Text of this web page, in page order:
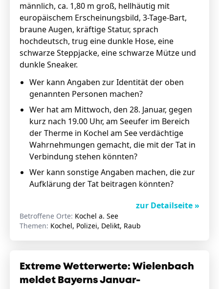
Podcast
Newsletter
männlich, ca. 1,80 m groß, hellhäutig mit
europäischem Erscheinungsbild, 3-Tage-Bart,
braune Augen, kräftige Statur, sprach
hochdeutsch, trug eine dunkle Hose, eine
schwarze Steppjacke, eine schwarze Mütze und
dunkle Sneaker.
Wer kann Angaben zur Identität der oben
genannten Personen machen?
Wer hat am Mittwoch, den 28. Januar, gegen
kurz nach 19.00 Uhr, am Seeufer im Bereich
der Therme in Kochel am See verdächtige
Wahrnehmungen gemacht, die mit der Tat in
Verbindung stehen könnten?
Wer kann sonstige Angaben machen, die zur
Aufklärung der Tat beitragen könnten?
zur Detailseite »
Betroffene Orte: Kochel a. See
Themen: Kochel, Polizei, Delikt, Raub
Extreme Wetterwerte: Wielenbach
meldet Bayerns Januar-